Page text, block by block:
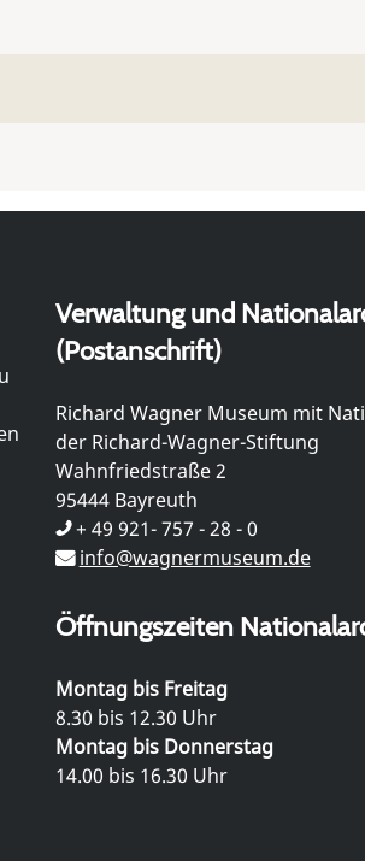
Verwaltung und
(Postanschrift)
Richard Wagner Museum mit
der Richard-Wagner-Stiftung
Wahnfriedstraße 2
95444 Bayreuth
+ 49 921- 757 - 28 - 0
info@wagnermuseum.de
Öffnungszeiten
Montag bis Freitag
8.30 bis 12.30 Uhr
Montag bis Donnerstag
14.00 bis 16.30 Uhr